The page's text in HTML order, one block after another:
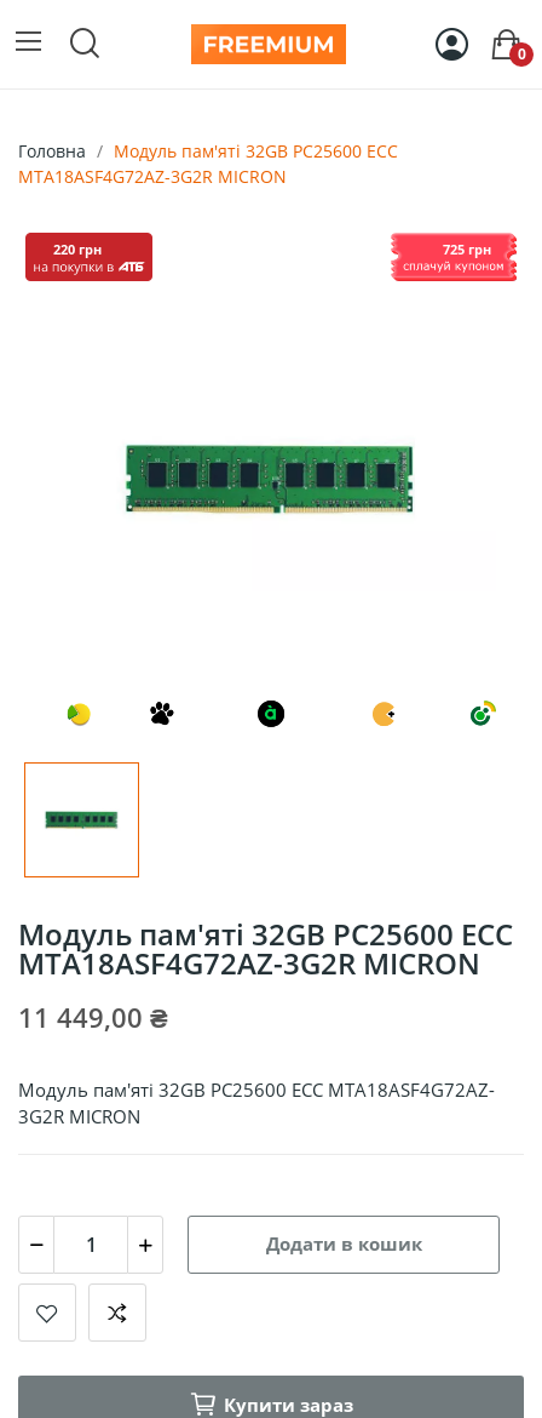
0
Головна
Mодуль пам'яті 32GB PC25600 ECC
MTA18ASF4G72AZ-3G2R MICRON
220 грн 725 грн
Mодуль пам'яті 32GB PC25600 ECC
MTA18ASF4G72AZ-3G2R MICRON
11 449,00 ₴
Mодуль пам'яті 32GB PC25600 ECC MTA18ASF4G72AZ-
3G2R MICRON
Додати в кошик
Купити зараз